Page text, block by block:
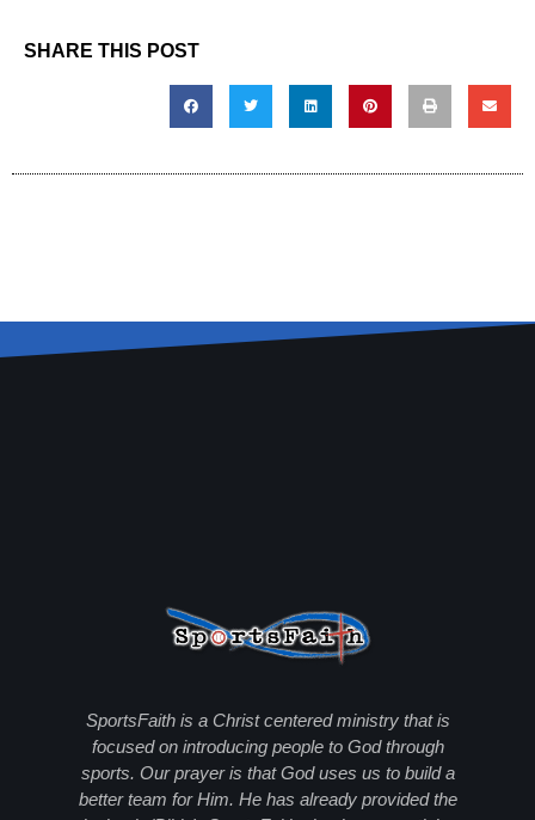
SHARE THIS POST
SportsFaith is a Christ centered ministry that is
focused on introducing people to God through
sports. Our prayer is that God uses us to build a
better team for Him. He has already provided the